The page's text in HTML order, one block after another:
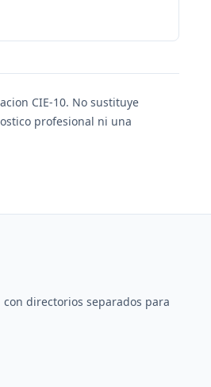
CIE-10. No sustituye
profesional ni una
con directorios separados para